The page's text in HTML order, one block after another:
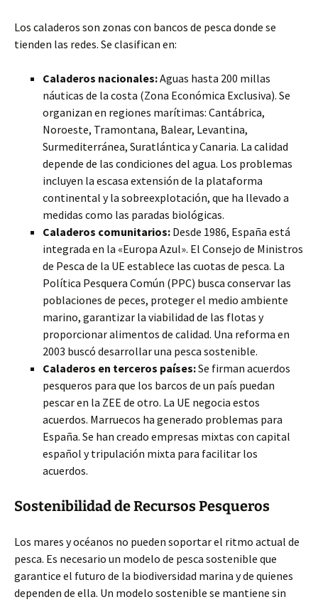
Los caladeros son zonas con bancos de pesca donde se
tienden las redes. Se clasifican en:
Caladeros nacionales:Aguas hasta 200 millas
náuticas de la costa (Zona Económica Exclusiva). Se
organizan en regiones marítimas: Cantábrica,
Noroeste, Tramontana, Balear, Levantina,
Surmediterránea, Suratlántica y Canaria. La calidad
depende de las condiciones del agua. Los problemas
incluyen la escasa extensión de la plataforma
continental y la sobreexplotación, que ha llevado a
medidas como las paradas biológicas.
Caladeros comunitarios: Desde 1986, España está
integrada en la «Europa Azul». El Consejo de Ministros
de Pesca de la UE establece las cuotas de pesca. La
Política Pesquera Común (PPC) busca conservar las
poblaciones de peces, proteger el medio ambiente
marino, garantizar la viabilidad de las flotas y
proporcionar alimentos de calidad. Una reforma en
2003 buscó desarrollar una pesca sostenible.
Caladeros en terceros países:Se firman acuerdos
pesqueros para que los barcos de un país puedan
pescar en la ZEE de otro. La UE negocia estos
acuerdos. Marruecos ha generado problemas para
España. Se han creado empresas mixtas con capital
español y tripulación mixta para facilitar los
acuerdos.
Sostenibilidad de Recursos Pesqueros
Los mares y océanos no pueden soportar el ritmo actual de
pesca. Es necesario un modelo de pesca sostenible que
garantice el futuro de la biodiversidad marina y de quienes
dependen de ella. Un modelo sostenible se mantiene sin